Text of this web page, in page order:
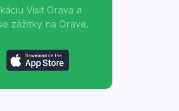
Visit Orava a
zážitky na Orave.